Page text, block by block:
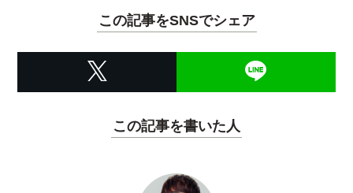
この記事をSNSでシェア
この記事を書いた人